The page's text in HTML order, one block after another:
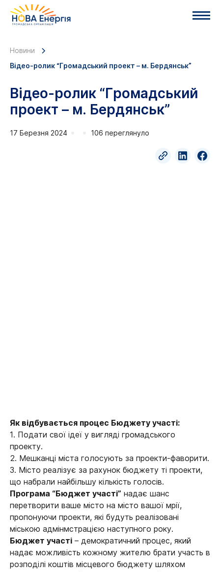
Новини
Відео-ролик “Громадський проект – м. Бердянськ”
Відео-ролик “Громадський
проект – м. Бердянськ”
17 Березня 2024 106 переглянуло
Як відбувається процес Бюджету участі:
1. Подати свої ідеї у вигляді громадського
проекту.
2. Мешканці міста голосують за проекти-фаворити.
3. Місто реалізує за рахунок бюджету ті проекти,
що набрали найбільшу кількість голосів.
Програма “Бюджет участі” надає шанс
перетворити ваше місто на місто вашої мрії,
пропонуючи проекти, які будуть реалізовані
міською адмінмстрацією наступного року.
Бюджет участі – демократичний процес, який
надає можливість кожному жителю брати участь в
розподілі коштів місцевого бюджету шляхом